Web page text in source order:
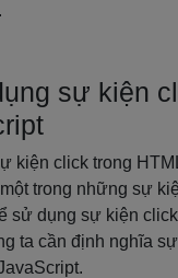
sự kiện
kiện click trong
trong những sự
sử dụng sự kiện
ta cần định nghĩa